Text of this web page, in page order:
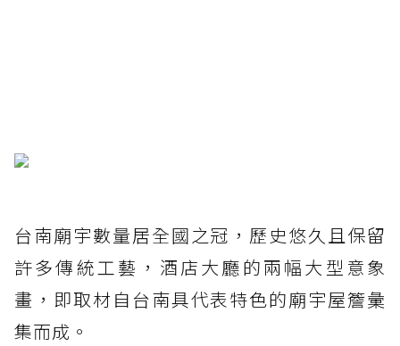
台南廟宇數量居全國之冠，歷史悠久且保留
許多傳統工藝，酒店大廳的兩幅大型意象
畫，即取材自台南具代表特色的廟宇屋簷彙
集而成。